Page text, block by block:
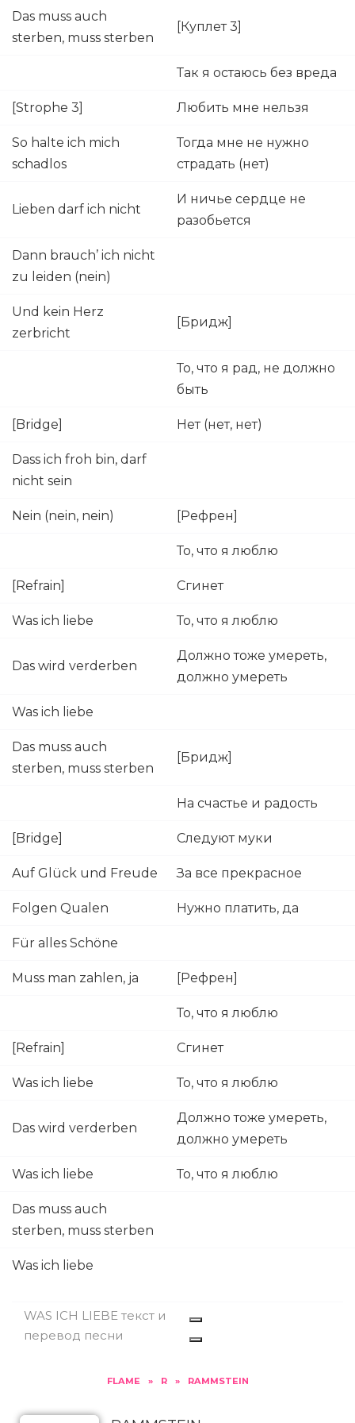
Das muss auch
sterben, muss sterben
[Куплет 3]
Так я остаюсь без вреда
[Strophe 3] Любить мне нельзя
So halte ich mich
schadlos
Тогда мне не нужно
страдать (нет)
Lieben darf ich nicht
И ничье сердце не
разобьется
Dann brauch’ ich nicht
zu leiden (nein)
Und kein Herz
zerbricht
[Бридж]
То, что я рад, не должно
быть
[Bridge] Нет (нет, нет)
Dass ich froh bin, darf
nicht sein
Nein (nein, nein) [Рефрен]
То, что я люблю
[Refrain] Сгинет
Was ich liebe То, что я люблю
Das wird verderben
Должно тоже умереть,
должно умереть
Was ich liebe
Das muss auch
sterben, muss sterben
[Бридж]
На счастье и радость
[Bridge] Следуют муки
Auf Glück und Freude За все прекрасное
Folgen Qualen Нужно платить, да
Für alles Schöne
Muss man zahlen, ja [Рефрен]
То, что я люблю
[Refrain] Сгинет
Was ich liebe То, что я люблю
Das wird verderben
Должно тоже умереть,
должно умереть
Was ich liebe То, что я люблю
Das muss auch
sterben, muss sterben
Was ich liebe
WAS ICH LIEBE текст и
перевод песни
FLAME » R » RAMMSTEIN